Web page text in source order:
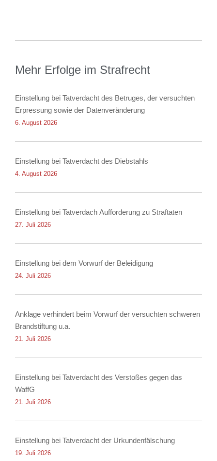
Mehr Erfolge im Strafrecht
Einstellung bei Tatverdacht des Betruges, der versuchten
Erpressung sowie der Datenveränderung
6. August 2026
Einstellung bei Tatverdacht des Diebstahls
4. August 2026
Einstellung bei Tatverdach Aufforderung zu Straftaten
27. Juli 2026
Einstellung bei dem Vorwurf der Beleidigung
24. Juli 2026
Anklage verhindert beim Vorwurf der versuchten schweren
Brandstiftung u.a.
21. Juli 2026
Einstellung bei Tatverdacht des Verstoßes gegen das
WaffG
21. Juli 2026
Einstellung bei Tatverdacht der Urkundenfälschung
19. Juli 2026